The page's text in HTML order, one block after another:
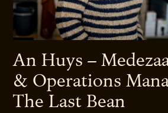
An Huys –
& Operations
The Last Bean